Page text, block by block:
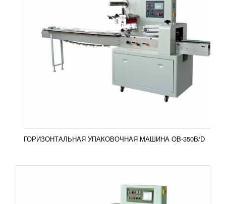
ГОРИЗОНТАЛЬНАЯ УПАКОВОЧНАЯ МАШИНА OB-350B/D
ГОРИЗОНТАЛЬНАЯ УПАКОВОЧНАЯ
МАШИНА OB-600X
890 540 RUB
Упаковочная машина горизонтального типа OB-
600X используется для упаковки продукции в
разных серах промышленности. Особенностью
Добавить в сравнение